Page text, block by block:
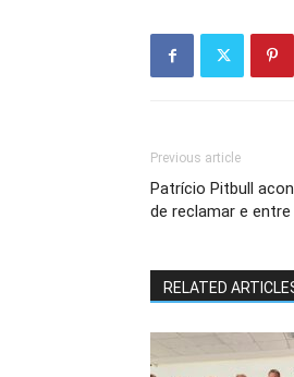
Previous article
Patrício Pitbull
de reclamar e entre
RELATED